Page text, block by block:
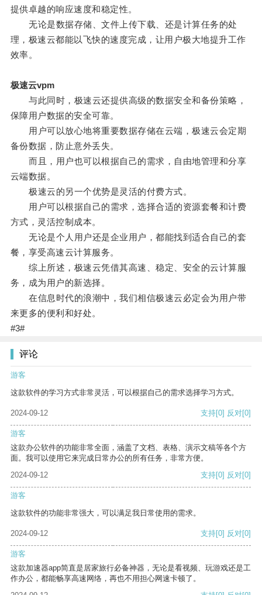
提供卓越的响应速度和稳定性。
无论是数据存储、文件上传下载、还是计算任务的处
理，极速云都能以飞快的速度完成，让用户极大地提升工作
效率。
极速云vpm
与此同时，极速云还提供高级的数据安全和备份策略，
保障用户数据的安全可靠。
用户可以放心地将重要数据存储在云端，极速云会定期
备份数据，防止意外丢失。
而且，用户也可以根据自己的需求，自由地管理和分享
云端数据。
极速云的另一个优势是灵活的付费方式。
用户可以根据自己的需求，选择合适的资源套餐和计费
方式，灵活控制成本。
无论是个人用户还是企业用户，都能找到适合自己的套
餐，享受高速云计算服务。
综上所述，极速云凭借其高速、稳定、安全的云计算服
务，成为用户的新选择。
在信息时代的浪潮中，我们相信极速云必定会为用户带
来更多的便利和好处。
#3#
评论
游客
这款软件的学习方式非常灵活，可以根据自己的需求选择学习方式。
2024-09-12 支持[0] 反对[0]
游客
这款办公软件的功能非常全面，涵盖了文档、表格、演示文稿等各个方
面。我可以使用它来完成日常办公的所有任务，非常方便。
2024-09-12
支持[0] 反对[0]
游客
这款软件的功能非常强大，可以满足我日常使用的需求。
2024-09-12 支持[0] 反对[0]
游客
这款加速器app简直是居家旅行必备神器，无论是看视频、玩游戏还是工
作办公，都能畅享高速网络，再也不用担心网速卡顿了。